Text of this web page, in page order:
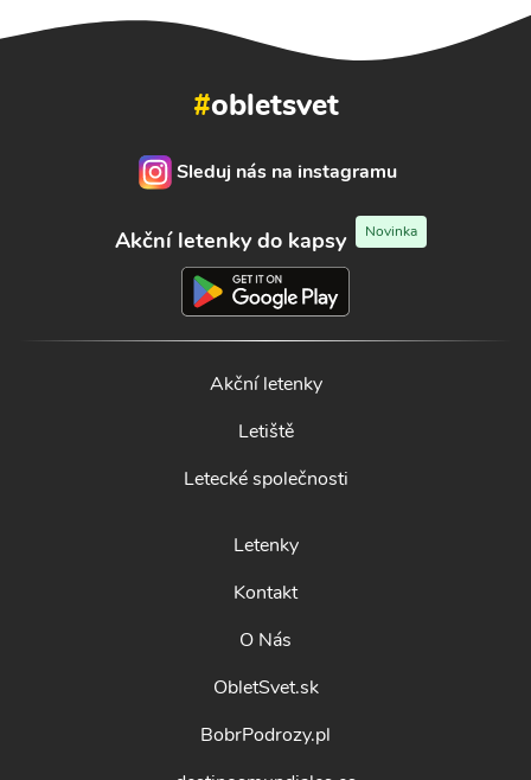
#obletsvet
Sleduj nás na instagramu
Akční letenky do kapsy Novinka
Akční letenky
Letiště
Letecké společnosti
Letenky
Kontakt
O Nás
ObletSvet.sk
BobrPodrozy.pl